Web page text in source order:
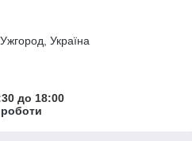
Україна
до 18:00